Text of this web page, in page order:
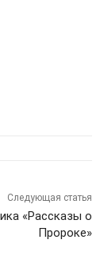
Следующая статья
«Рассказы о
Пророке»